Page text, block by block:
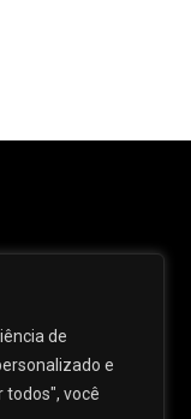
de
e
todos", você